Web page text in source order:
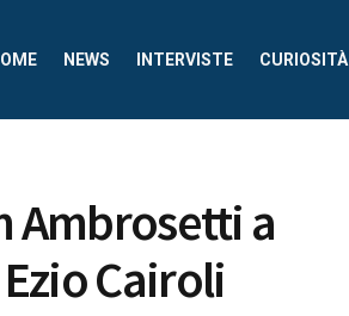
NEWS INTERVISTE CURIOSITÀ
Ambrosetti a
Cairoli